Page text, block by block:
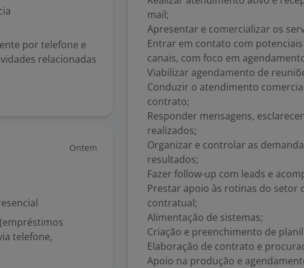
por telefone e
relacionadas
Ontem
telefone,
mail;
Apresentar e comercializar os
Entrar em contato com
canais, com foco em
Viabilizar agendamento de
Conduzir o atendimento
contrato;
Responder mensagens,
realizados;
Organizar e controlar as
resultados;
Fazer follow-up com leads e
Prestar apoio às rotinas do setor
contratual;
Alimentação de sistemas;
Criação e preenchimento de
Elaboração de contrato e
Apoio na produção e